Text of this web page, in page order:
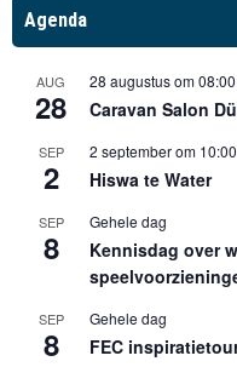
Agenda
AUG
28
28 augustus om 08:00
Caravan Salon
SEP
2
2 september om 10:00
Hiswa te Water
SEP
8
Gehele dag
Kennisdag over
SEP
8
Gehele dag
FEC